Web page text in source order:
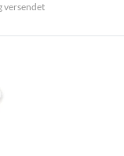
versendet